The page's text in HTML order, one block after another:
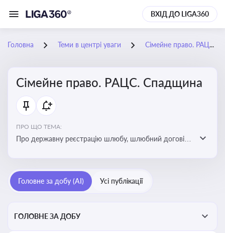
ВХІД ДО LIGA360
Головна Теми в центрі уваги Сімейне право. РАЦС. Спадщина
Сімейне право. РАЦС. Спадщина
ПРО ЩО ТЕМА:
Про державну реєстрацію шлюбу, шлюбний договір,
прийомну сім’ю, визнання недієздатності,
позбавлення батьківських прав, виховання дитини,
Головне за добу (AI) Усі публікації
ГОЛОВНЕ ЗА ДОБУ